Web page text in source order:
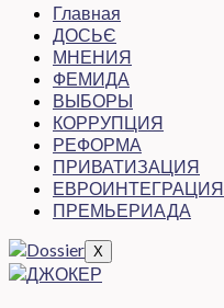
Главная
ДОСЬЄ
МНЕНИЯ
ФЕМИДА
ВЫБОРЫ
КОРРУПЦИЯ
РЕФОРМА
ПРИВАТИЗАЦИЯ
ЕВРОИНТЕГРАЦИЯ
ПРЕМЬЕРИАДА
X